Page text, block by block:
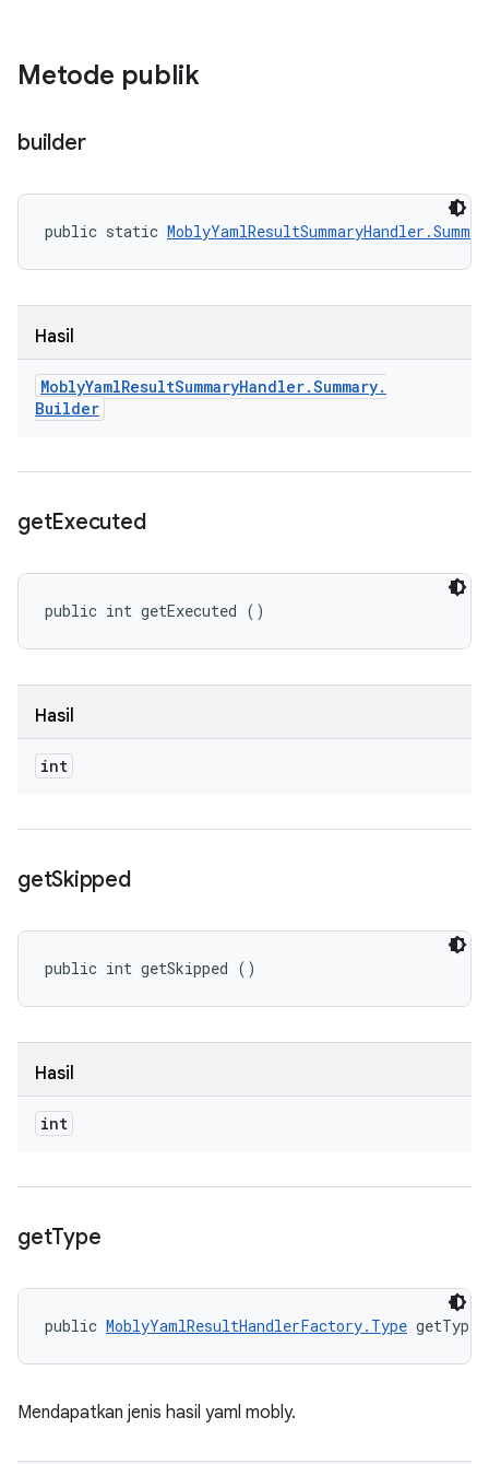
Metode publik
builder
public static
Hasil
MoblyYamlResultSummaryHandler.Summary.
Builder
getExecuted
public int getExecuted ()
Hasil
int
getSkipped
public int getSkipped ()
Hasil
int
getType
public MoblyYamlResultHandlerFactory.Type
Mendapatkan jenis hasil yaml mobly.